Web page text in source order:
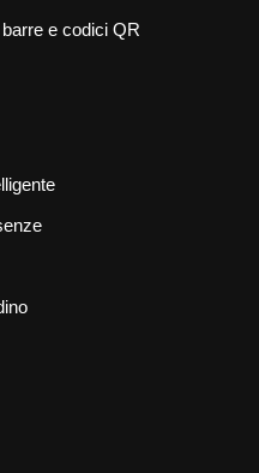
e codici QR